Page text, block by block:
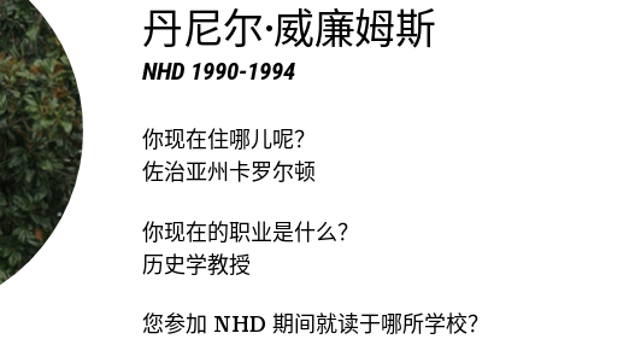
丹尼尔·威廉姆斯
NHD 1990-1994
你现在住哪儿呢？
佐治亚州卡罗尔顿
你现在的职业是什么？
历史学教授
您参加 NHD 期间就读于哪所学校？